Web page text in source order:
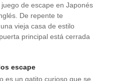
juego de escape en Japonés
De repente te
vieja casa de estilo
principal está cerrada
escape
es un gatito curioso que se